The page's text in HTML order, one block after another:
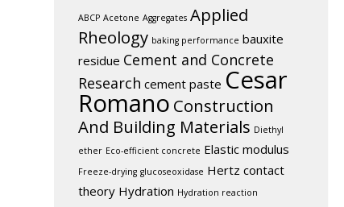
ABCP Acetone Aggregates Applied
Rheology baking performance bauxite
residue Cement and Concrete
Research cement paste Cesar
Romano Construction
And Building Materials Diethyl
ether Eco-efficient concrete Elastic modulus
Freeze-drying glucoseoxidase Hertz contact
theory Hydration Hydration reaction